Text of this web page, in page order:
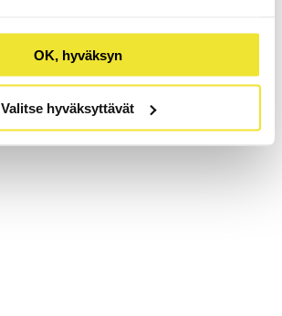
OK, hyväksyn
Valitse hyväksyttävät